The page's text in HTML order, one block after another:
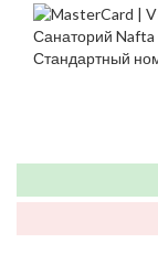
Санаторий
Стандартный